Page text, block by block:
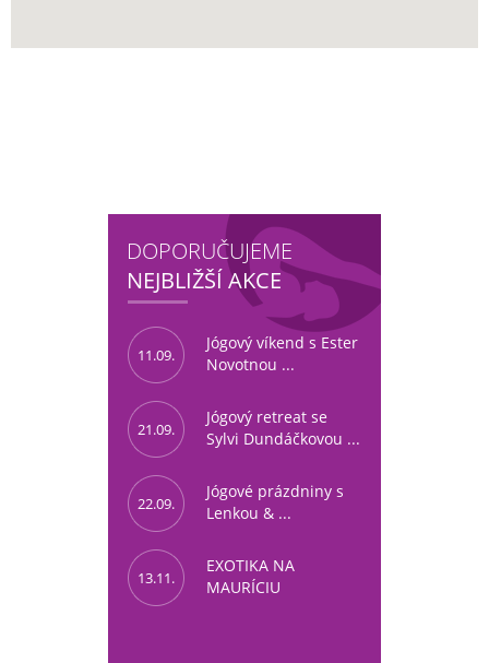
DOPORUČUJEME
NEJBLIŽŠÍ AKCE
11.09.
Jógový víkend s Ester
Novotnou ...
21.09.
Jógový retreat se
Sylvi Dundáčkovou ...
22.09.
Jógové prázdniny s
Lenkou & ...
13.11.
EXOTIKA NA
MAURÍCIU